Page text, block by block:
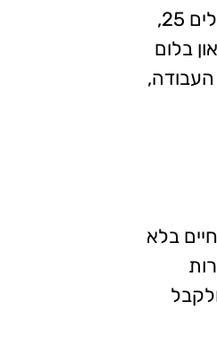
השופטים פינת צרעה, השר משה שי שפירא 7, אנילביץ׳ 26, הציונות 33, מסילת העולים 25,
14, הגינה הציבורית בשער ציון, גבעת התחמושת 16, לאון בלום
ברחוב העבודה,
בלא